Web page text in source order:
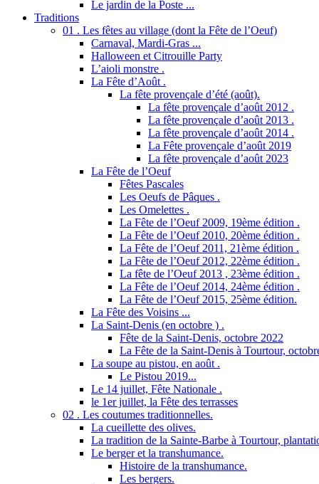
Le jardin de la Poste ...
Traditions
01 . Les fêtes au village (dont la Fête de l’Oeuf)
Carnaval, Mardi-Gras ...
Halloween et Citrouille Party
L’aioli monstre .
La Fête d’Août .
La fête provençale d’été (août).
La fête provençale d’août 2012 .
La fête provençale d’août 2013 .
La fête provençale d’août 2014 .
La Fête provençale d’août 2019
La fête provençale d’août 2023
La Fête de l’Oeuf
Fêtes Pascales
Les Oeufs de Pâques .
Les Omelettes .
La Fête de l’Oeuf 2009, 19ème édition .
La Fête de l’Oeuf 2010, 20ème édition .
La Fête de l’Oeuf 2011, 21ème édition .
La Fête de l’Oeuf 2012, 22ème édition .
La fête de l’Oeuf 2013 , 23ème édition .
La Fête de l’Oeuf 2014, 24ème édition .
La Fête de l’Oeuf 2015, 25ème édition.
La Fête des Voisins ...
La Saint-Denis (en octobre ) .
Fête de la Saint-Denis, octobre 2022
La Fête de la Saint-Denis à Tourtour,
La soupe au pistou, en août .
Le Pistou 2019...
Le 14 juillet, Fête Nationale .
le 1er juillet, la Fête des terrasses
02 . Les coutumes traditionnelles.
La cueillette des olives.
La tradition de la Sainte-Barbe à Tourtour,
Le berger et la transhumance.
Histoire de la transhumance.
Les bergers.